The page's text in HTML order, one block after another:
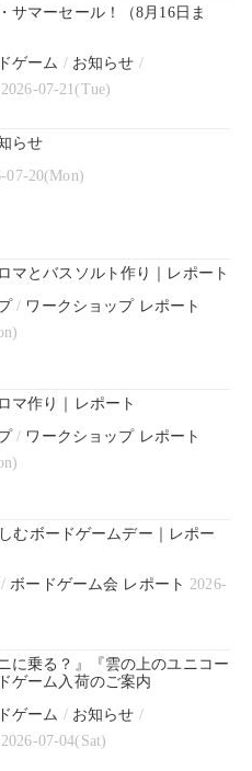
サマーセール！（8月16日ま
ゲーム / お知らせ /
2026-07-21(Tue)
らせ
07-20(Mon)
マとバスソルト作り｜レポート
/ ワークショップ レポート
マ作り｜レポート
/ ワークショップ レポート
むボードゲームデー｜レポー
/ボードゲーム会 レポート 2026-
に乗る？』『雲の上のユニコー
ゲーム入荷のご案内
ゲーム / お知らせ /
2026-07-04(Sat)